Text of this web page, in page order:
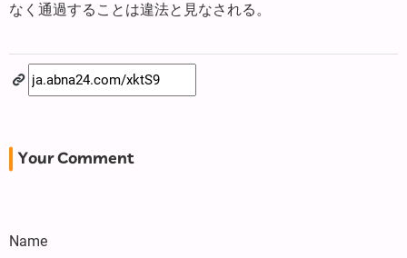
なく通過することは違法と見なされる。
Your Comment
Name